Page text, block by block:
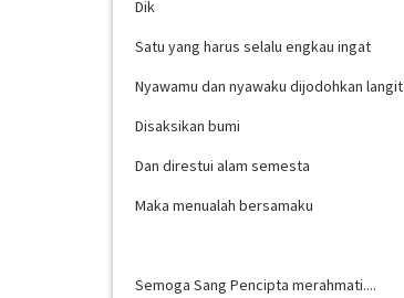
Dik
Satu yang harus selalu engkau ingat
Nyawamu dan nyawaku dijodohkan langit
Disaksikan bumi
Dan direstui alam semesta
Maka menualah bersamaku
Semoga Sang Pencipta merahmati....